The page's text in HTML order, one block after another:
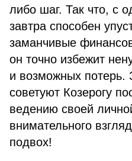
либо шаг. Так что, с
завтра способен
заманчивые
он точно избежит
и возможных потерь.
советуют Козерогу
ведению своей
внимательного
подвох!